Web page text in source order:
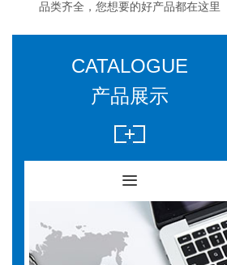
品类齐全，您想要的好产品都在这里
끀
CATALOGUE
产品展示